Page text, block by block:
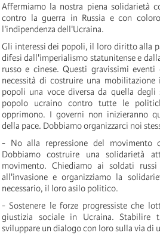
Affermiamo la nostra piena solidarietà
contro la guerra in Russia e con
l'indipendenza dell'Ucraina.
Gli interessi dei popoli, il loro diritto alla
difesi dall'imperialismo statunitense e
russo e cinese. Questi gravissimi
necessità di costruire una mobilitazione
popoli una voce diversa da quella
popolo ucraino contro tutte le
opprimono. I governi non inizieranno
della pace. Dobbiamo organizzarci noi
- No alla repressione del movimento
Dobbiamo costruire una solidarietà
movimento. Chiediamo ai soldati
all'invasione e organizziamo la
necessario, il loro asilo politico.
- Sostenere le forze progressiste che
giustizia sociale in Ucraina.
sviluppare un dialogo con loro sulla via di